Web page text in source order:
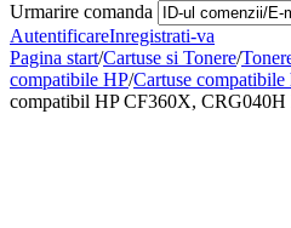
Urmarire comanda
AutentificareInregistrati-va
Pagina start/Cartuse si Tonere/
compatibile HP/Cartuse
compatibil HP CF360X,